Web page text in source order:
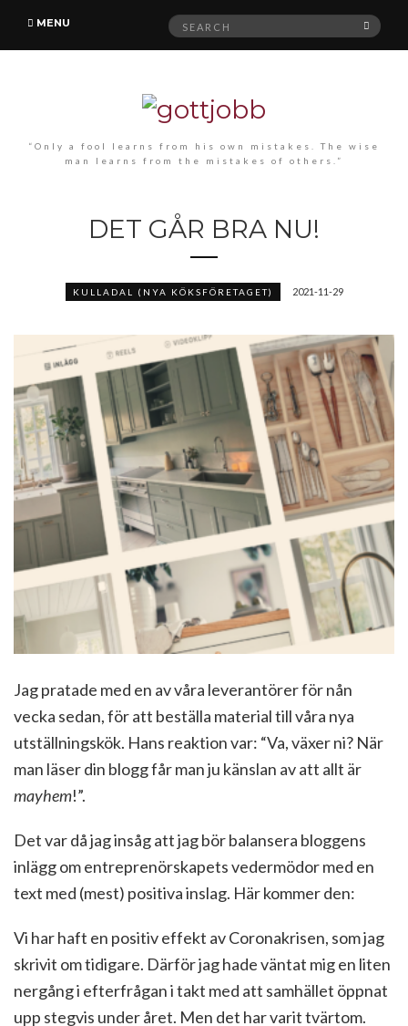
MENU
Search
for:
“Only a fool learns from his own mistakes. The wise
man learns from the mistakes of others.”
DET GÅR BRA NU!
KULLADAL (NYA KÖKSFÖRETAGET) 2021-11-29
Jag pratade med en av våra leverantörer för nån
vecka sedan, för att beställa material till våra nya
utställningskök. Hans reaktion var: “Va, växer ni? När
man läser din blogg får man ju känslan av att allt är
mayhem!”.
Det var då jag insåg att jag bör balansera bloggens
inlägg om entreprenörskapets vedermödor med en
text med (mest) positiva inslag. Här kommer den:
Vi har haft en positiv effekt av Coronakrisen, som jag
skrivit om tidigare. Därför jag hade väntat mig en liten
nergång i efterfrågan i takt med att samhället öppnat
upp stegvis under året. Men det har varit tvärtom.